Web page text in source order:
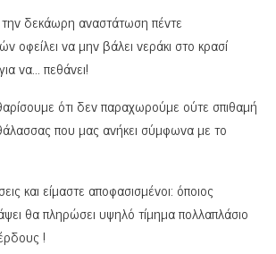
δεκάωρη αναστάτωση πέντε
οφείλει να μην βάλει νεράκι στο κρασί
να… πεθάνει!
ότι δεν παραχωρούμε ούτε σπιθαμή
που μας ανήκει σύμφωνα με το
και είμαστε αποφασισμένοι: όποιος
θα πληρώσει υψηλό τίμημα πολλαπλάσιο
!